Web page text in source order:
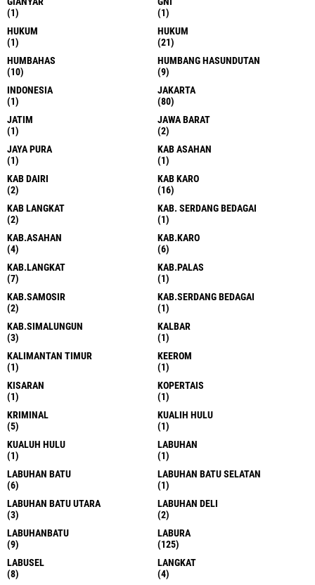
(1)
(1)
HUKUM
(1)
HUKUM
(21)
HUMBAHAS
(10)
HUMBANG HASUNDUTAN
(9)
INDONESIA
(1)
JAKARTA
(80)
JATIM
(1)
JAWA BARAT
(2)
JAYA PURA
(1)
KAB ASAHAN
(1)
KAB DAIRI
(2)
KAB KARO
(16)
KAB LANGKAT
(2)
KAB. SERDANG BEDAGAI
(1)
KAB.ASAHAN
(4)
KAB.KARO
(6)
KAB.LANGKAT
(7)
KAB.PALAS
(1)
KAB.SAMOSIR
(2)
KAB.SERDANG BEDAGAI
(1)
KAB.SIMALUNGUN
(3)
KALBAR
(1)
KALIMANTAN TIMUR
(1)
KEEROM
(1)
KISARAN
(1)
KOPERTAIS
(1)
KRIMINAL
(5)
KUALIH HULU
(1)
KUALUH HULU
(1)
LABUHAN
(1)
LABUHAN BATU
(6)
LABUHAN BATU SELATAN
(1)
LABUHAN BATU UTARA
(3)
LABUHAN DELI
(2)
LABUHANBATU
(9)
LABURA
(125)
LABUSEL
(8)
LANGKAT
(4)